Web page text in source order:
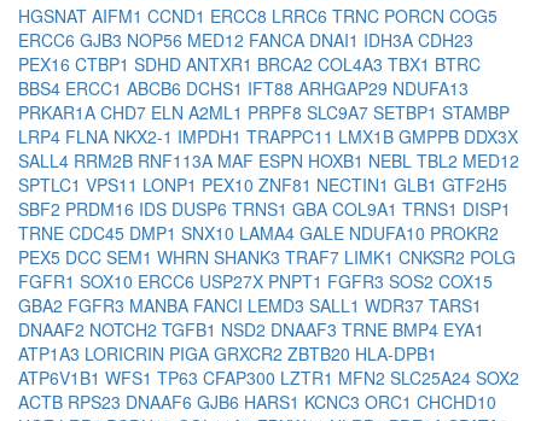
HGSNAT AIFM1 CCND1 ERCC8 LRRC6 TRNC PORCN COG5
ERCC6 GJB3 NOP56 MED12 FANCA DNAI1 IDH3A CDH23
PEX16 CTBP1 SDHD ANTXR1 BRCA2 COL4A3 TBX1 BTRC
BBS4 ERCC1 ABCB6 DCHS1 IFT88 ARHGAP29 NDUFA13
PRKAR1A CHD7 ELN A2ML1 PRPF8 SLC9A7 SETBP1 STAMBP
LRP4 FLNA NKX2-1 IMPDH1 TRAPPC11 LMX1B GMPPB DDX3X
SALL4 RRM2B RNF113A MAF ESPN HOXB1 NEBL TBL2 MED12
SPTLC1 VPS11 LONP1 PEX10 ZNF81 NECTIN1 GLB1 GTF2H5
SBF2 PRDM16 IDS DUSP6 TRNS1 GBA COL9A1 TRNS1 DISP1
TRNE CDC45 DMP1 SNX10 LAMA4 GALE NDUFA10 PROKR2
PEX5 DCC SEM1 WHRN SHANK3 TRAF7 LIMK1 CNKSR2 POLG
FGFR1 SOX10 ERCC6 USP27X PNPT1 FGFR3 SOS2 COX15
GBA2 FGFR3 MANBA FANCI LEMD3 SALL1 WDR37 TARS1
DNAAF2 NOTCH2 TGFB1 NSD2 DNAAF3 TRNE BMP4 EYA1
ATP1A3 LORICRIN PIGA GRXCR2 ZBTB20 HLA-DPB1
ATP6V1B1 WFS1 TP63 CFAP300 LZTR1 MFN2 SLC25A24 SOX2
ACTB RPS23 DNAAF6 GJB6 HARS1 KCNC3 ORC1 CHCHD10